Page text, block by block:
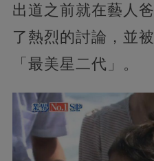
出道之前就在藝人
了熱烈的討論，並
「最美星二代」。